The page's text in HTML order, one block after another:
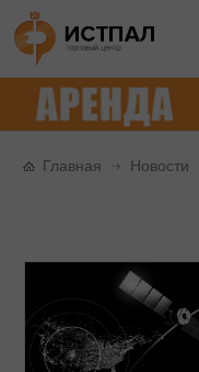
Главная Новости